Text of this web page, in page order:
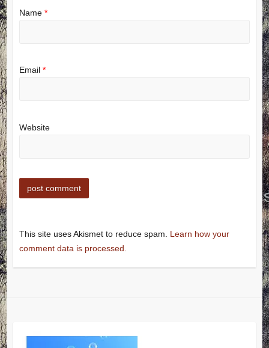
Name *
Email *
Website
This site uses Akismet to reduce spam. Learn how your
comment data is processed.